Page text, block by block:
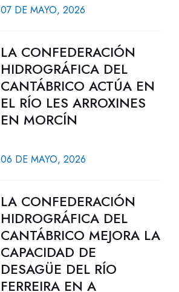
07 DE MAYO, 2026
LA CONFEDERACIÓN
HIDROGRÁFICA DEL
CANTÁBRICO ACTÚA EN
EL RÍO LES ARROXINES
EN MORCÍN
06 DE MAYO, 2026
LA CONFEDERACIÓN
HIDROGRÁFICA DEL
CANTÁBRICO MEJORA LA
CAPACIDAD DE
DESAGÜE DEL RÍO
FERREIRA EN A